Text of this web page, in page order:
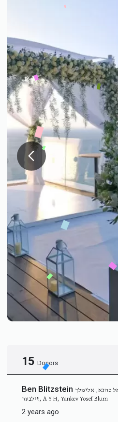
15 Donors
Ben Blitzstein כהנא, אלימלך
זילבער, A Y H, Yankev Yosef Blum
2 years ago